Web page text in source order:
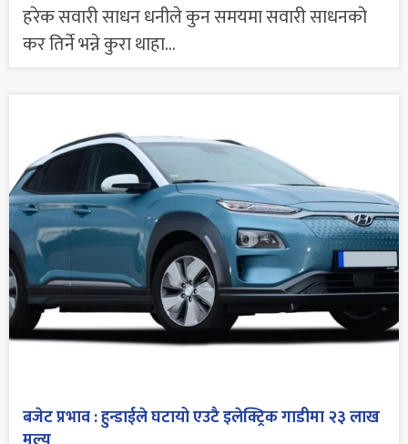
हरेक सवारी साधन धनीले कुन समयमा सवारी साधनको
कर तिर्ने भन्ने कुरा थाहा...
बजेट प्रभाव : हुन्डाईले घटायो एउटै इलेक्ट्रिक गाडीमा २३ लाख